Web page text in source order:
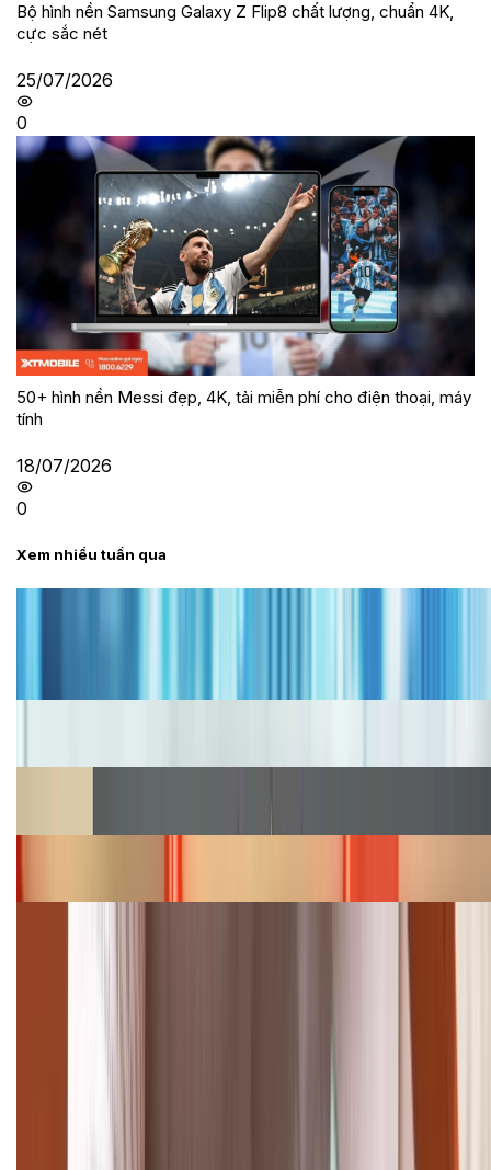
Bộ hình nền Samsung Galaxy Z Flip8 chất lượng, chuẩn 4K,
cực sắc nét
25/07/2026
0
50+ hình nền Messi đẹp, 4K, tải miễn phí cho điện thoại, máy
tính
18/07/2026
0
Xem nhiều tuần qua